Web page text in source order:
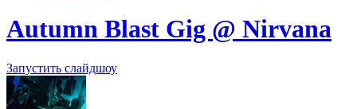
Autumn Blast Gig @ Nirvana
Запустить слайдшоу